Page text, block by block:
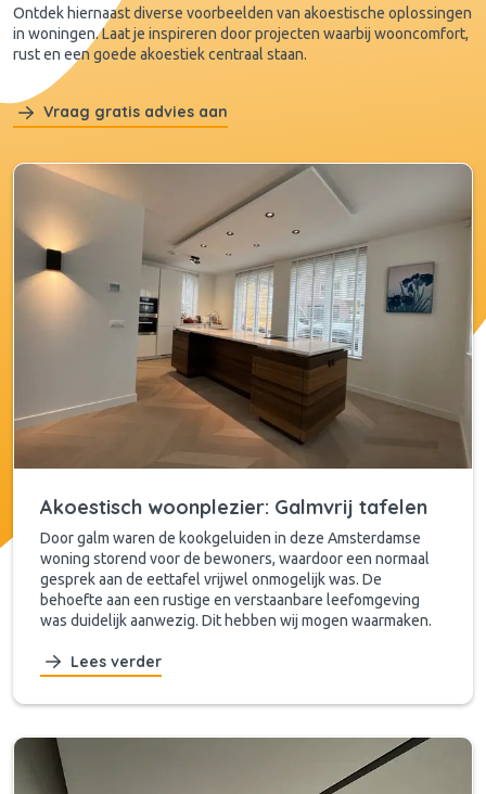
Ontdek hiernaast diverse voorbeelden van akoestische oplossingen
in woningen. Laat je inspireren door projecten waarbij wooncomfort,
rust en een goede akoestiek centraal staan.
Vraag gratis advies aan
Akoestisch woonplezier: Galmvrij tafelen
Door galm waren de kookgeluiden in deze Amsterdamse
woning storend voor de bewoners, waardoor een normaal
gesprek aan de eettafel vrijwel onmogelijk was. De
behoefte aan een rustige en verstaanbare leefomgeving
was duidelijk aanwezig. Dit hebben wij mogen waarmaken.
Lees verder